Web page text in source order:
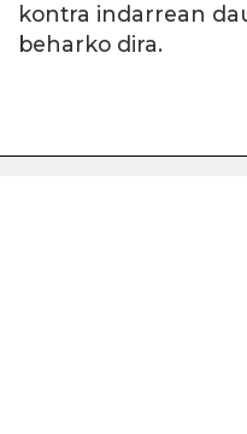
kontra indarrean
beharko dira.